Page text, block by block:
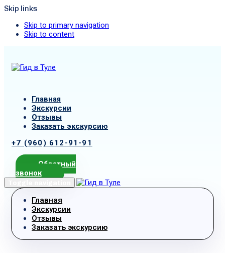
Skip links
Skip to primary navigation
Skip to content
Главная
Экскурсии
Отзывы
Заказать экскурсию
+7 (960) 612-91-91
Обратный
звонок
Главная
Экскурсии
Отзывы
Заказать экскурсию